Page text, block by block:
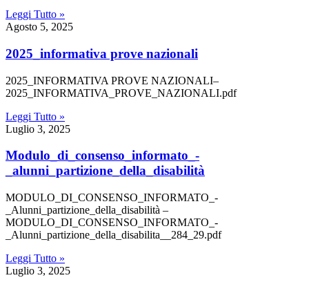
Leggi Tutto »
Agosto 5, 2025
2025_informativa prove nazionali
2025_INFORMATIVA PROVE NAZIONALI–
2025_INFORMATIVA_PROVE_NAZIONALI.pdf
Leggi Tutto »
Luglio 3, 2025
modulo_di_consenso_informato_-
_alunni_partizione_della_disabilità
MODULO_DI_CONSENSO_INFORMATO_-
_Alunni_partizione_della_disabilità –
MODULO_DI_CONSENSO_INFORMATO_-
_Alunni_partizione_della_disabilita__284_29.pdf
Leggi Tutto »
Luglio 3, 2025